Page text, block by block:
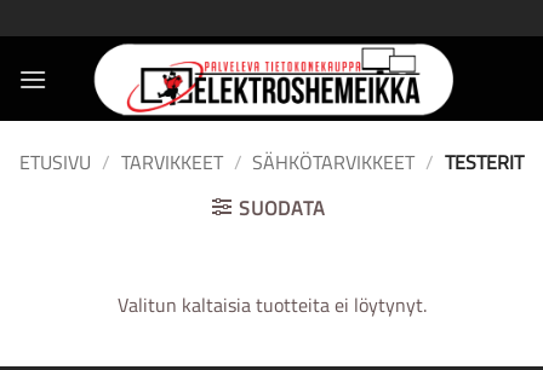
to
content
ETUSIVU / TARVIKKEET / SÄHKÖTARVIKKEET / TESTERIT
SUODATA
Valitun kaltaisia tuotteita ei löytynyt.